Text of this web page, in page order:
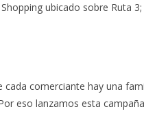
Shopping ubicado sobre Ruta
cada comerciante hay una
eso lanzamos esta